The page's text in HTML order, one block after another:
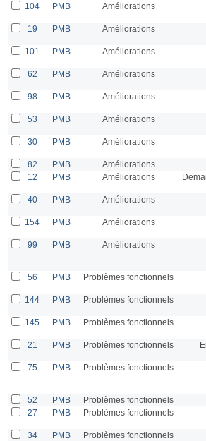
104 PMB Améliorations
19 PMB Améliorations
101 PMB Améliorations
62 PMB Améliorations
98 PMB Améliorations
53 PMB Améliorations
30 PMB Améliorations
82 PMB Améliorations
12
PMB Améliorations
40 PMB Améliorations
154 PMB Améliorations
99 PMB Améliorations
56 PMB Problèmes fonctionnels
144 PMB Problèmes fonctionnels
145 PMB Problèmes fonctionnels
21 PMB Problèmes fonctionnels
75 PMB Problèmes fonctionnels
52 PMB Problèmes fonctionnels
27
PMB Problèmes fonctionnels
34 PMB Problèmes fonctionnels